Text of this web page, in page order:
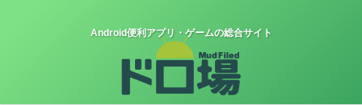
Android便利アプリ・ゲームの総合サイト